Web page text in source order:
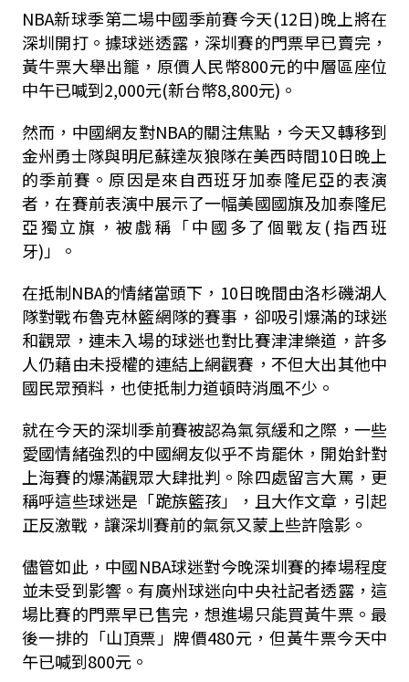
NBA新球季第二場中國季前賽今天(12日)晚上將在
深圳開打。據球迷透露，深圳賽的門票早已賣完，
黃牛票大舉出籠，原價人民幣800元的中層區座位
中午已喊到2,000元(新台幣8,800元)。
然而，中國網友對NBA的關注焦點，今天又轉移到
金州勇士隊與明尼蘇達灰狼隊在美西時間10日晚上
的季前賽。原因是來自西班牙加泰隆尼亞的表演
者，在賽前表演中展示了一幅美國國旗及加泰隆尼
亞獨立旗，被戲稱「中國多了個戰友(指西班
牙)」。
在抵制NBA的情緒當頭下，10日晚間由洛杉磯湖人
隊對戰布魯克林籃網隊的賽事，卻吸引爆滿的球迷
和觀眾，連未入場的球迷也對比賽津津樂道，許多
人仍藉由未授權的連結上網觀賽，不但大出其他中
國民眾預料，也使抵制力道頓時消風不少。
就在今天的深圳季前賽被認為氣氛緩和之際，一些
愛國情緒強烈的中國網友似乎不肯罷休，開始針對
上海賽的爆滿觀眾大肆批判。除四處留言大罵，更
稱呼這些球迷是「跪族籃孩」，且大作文章，引起
正反激戰，讓深圳賽前的氣氛又蒙上些許陰影。
儘管如此，中國NBA球迷對今晚深圳賽的捧場程度
並未受到影響。有廣州球迷向中央社記者透露，這
場比賽的門票早已售完，想進場只能買黃牛票。最
後一排的「山頂票」牌價480元，但黃牛票今天中
午已喊到800元。